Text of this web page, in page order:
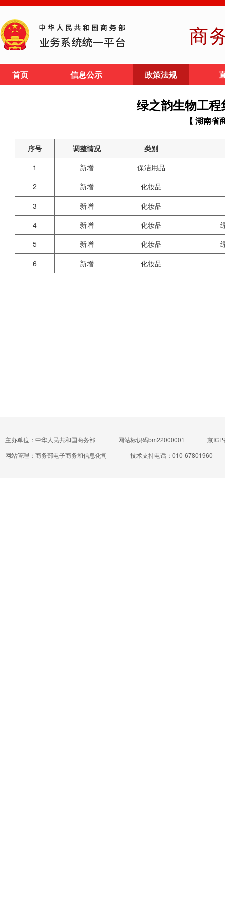
商
首页 信息公示 政策法规
绿之韵生物工
【 湖南省
序号 调整情况
类别
1
新增
保洁用品
2
新增
化妆品
3
新增
化妆品
4
新增 化妆品
5
新增 化妆品
6
新增 化妆品
主办单位：中华人民共和国商务部 网站标识码bm22000001
京
网站管理：商务部电子商务和信息化司
技术支持电话：010-67801960